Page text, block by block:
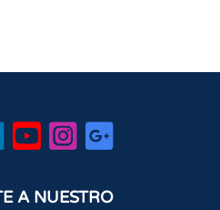
A NUESTRO